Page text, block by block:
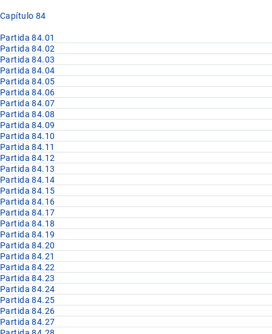
Capítulo 84
Partida 84.01
Partida 84.02
Partida 84.03
Partida 84.04
Partida 84.05
Partida 84.06
Partida 84.07
Partida 84.08
Partida 84.09
Partida 84.10
Partida 84.11
Partida 84.12
Partida 84.13
Partida 84.14
Partida 84.15
Partida 84.16
Partida 84.17
Partida 84.18
Partida 84.19
Partida 84.20
Partida 84.21
Partida 84.22
Partida 84.23
Partida 84.24
Partida 84.25
Partida 84.26
Partida 84.27